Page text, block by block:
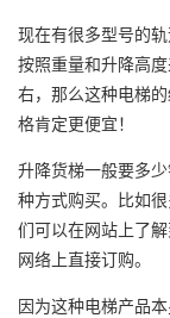
现在有很多型号的
按照重量和升降高
右，那么这种电梯
格肯定更便宜！
升降货梯一般要多
种方式购买。比如
们可以在网站上了
网络上直接订购。
因为这种电梯产品